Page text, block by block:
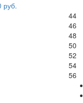
руб.
44
46
48
50
52
54
56